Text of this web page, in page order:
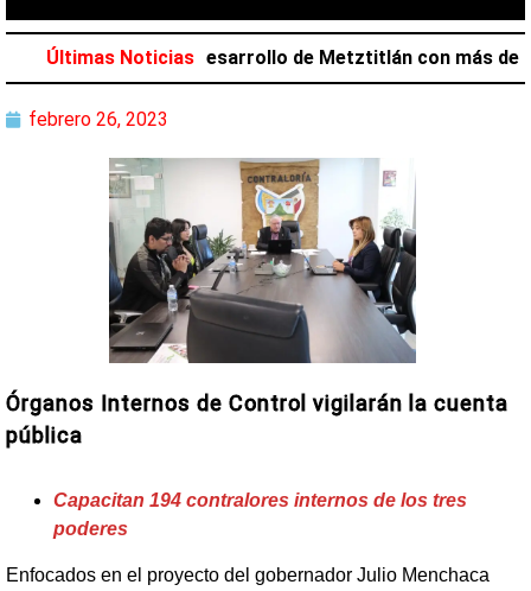
Últimas Noticias
Salazar favorece desarrollo de Metztitlán con más de
febrero 26, 2023
Órganos Internos de Control vigilarán la cuenta
pública
Capacitan 194 contralores internos de los tres
poderes
Enfocados en el proyecto del gobernador Julio Menchaca